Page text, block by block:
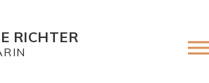
RICHTER